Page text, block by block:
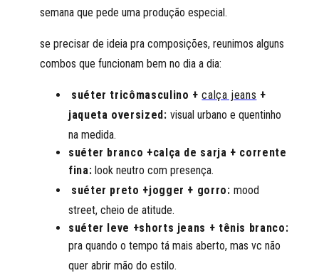
semana que pede uma produção especial.
se precisar de ideia pra composições, reunimos alguns
combos que funcionam bem no dia a dia:
suéter tricômasculino +calça jeans +
jaqueta oversized: visual urbano e quentinho
na medida.
suéter branco +calça de sarja + corrente
fina: look neutro com presença.
suéter preto +jogger + gorro: mood
street, cheio de atitude.
suéter leve +shorts jeans + tênis branco:
pra quando o tempo tá mais aberto, mas vc não
quer abrir mão do estilo.